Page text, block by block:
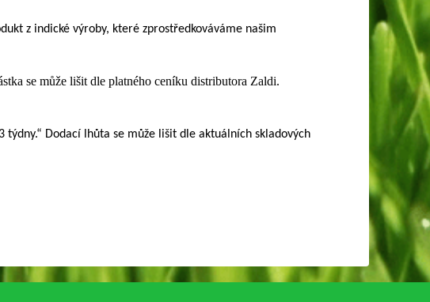
z indické výroby, které zprostředkováváme našim
se může lišit dle platného ceníku distributora Zaldi.
týdny.“ Dodací lhůta se může lišit dle aktuálních skladových